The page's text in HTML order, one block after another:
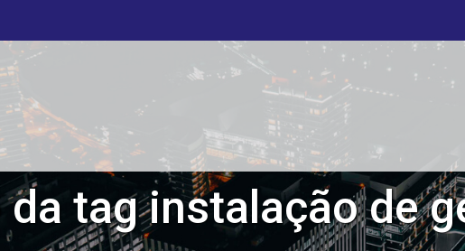
da taginstalação de